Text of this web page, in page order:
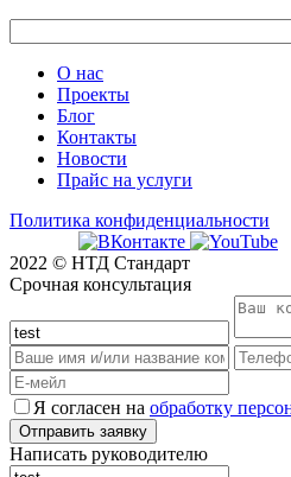
О нас
Проекты
Блог
Контакты
Новости
Прайс на услуги
Политика конфиденциальности
2022 © НТД Стандарт
Срочная консультация
Я согласен на обработку
Написать руководителю